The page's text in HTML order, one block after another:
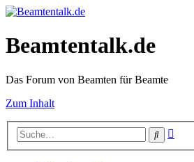
Beamtentalk.de
Das Forum von Beamten für Beamte
Zum Inhalt
Suche